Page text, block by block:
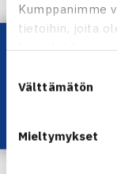
Kumppanimme
tietoihin, joita
kun olet
valinta
Välttämätön
Mieltymykset
61 63, Emil
75
Lataa OmaTennis!